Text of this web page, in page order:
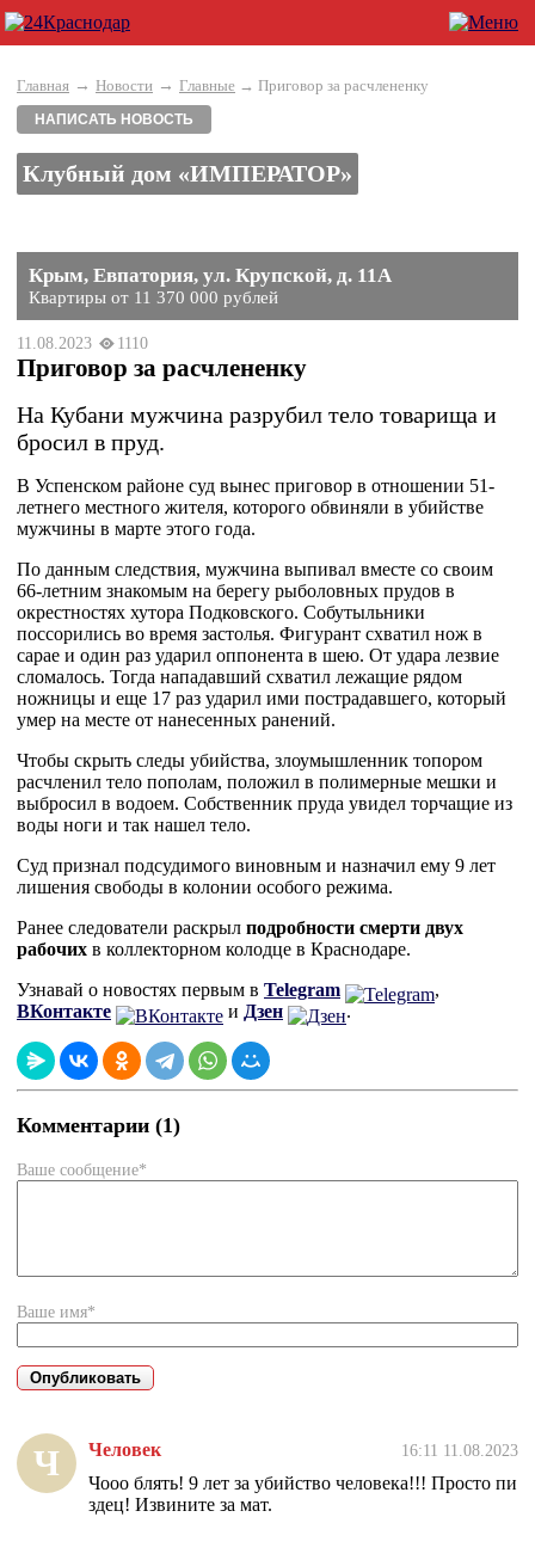
Главная → Новости → Главные → Приговор за расчлененку
НАПИСАТЬ НОВОСТЬ
Клубный дом «ИМПЕРАТОР»
Крым, Евпатория, ул. Крупской, д. 11А
Квартиры от 11 370 000 рублей
11.08.2023 1110
Приговор за расчлененку
На Кубани мужчина разрубил тело товарища и
бросил в пруд.
В Успенском районе суд вынес приговор в отношении 51-
летнего местного жителя, которого обвиняли в убийстве
мужчины в марте этого года.
По данным следствия, мужчина выпивал вместе со своим
66-летним знакомым на берегу рыболовных прудов в
окрестностях хутора Подковского. Собутыльники
поссорились во время застолья. Фигурант схватил нож в
сарае и один раз ударил оппонента в шею. От удара лезвие
сломалось. Тогда нападавший схватил лежащие рядом
ножницы и еще 17 раз ударил ими пострадавшего, который
умер на месте от нанесенных ранений.
Чтобы скрыть следы убийства, злоумышленник топором
расчленил тело пополам, положил в полимерные мешки и
выбросил в водоем. Собственник пруда увидел торчащие из
воды ноги и так нашел тело.
Суд признал подсудимого виновным и назначил ему 9 лет
лишения свободы в колонии особого режима.
Ранее следователи раскрыл подробности смерти двух
рабочих в коллекторном колодце в Краснодаре.
Узнавай о новостях первым в Telegram
,
ВКонтакте
и Дзен .
Комментарии (1)
Ваше сообщение*
Ваше имя*
Ч Человек 16:11 11.08.2023
Чооо блять! 9 лет за убийство человека!!! Просто пи
здец! Извините за мат.